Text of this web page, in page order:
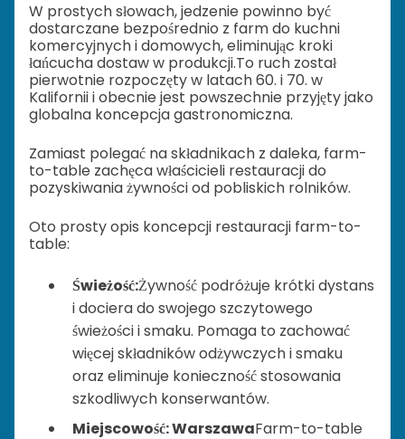
W prostych słowach, jedzenie powinno być
dostarczane bezpośrednio z farm do kuchni
komercyjnych i domowych, eliminując kroki
łańcucha dostaw w produkcji.To ruch został
pierwotnie rozpoczęty w latach 60. i 70. w
Kalifornii i obecnie jest powszechnie przyjęty jako
globalna koncepcja gastronomiczna.
Zamiast polegać na składnikach z daleka, farm-
to-table zachęca właścicieli restauracji do
pozyskiwania żywności od pobliskich rolników.
Oto prosty opis koncepcji restauracji farm-to-
table:
Świeżość:Żywność podróżuje krótki dystans
i dociera do swojego szczytowego
świeżości i smaku. Pomaga to zachować
więcej składników odżywczych i smaku
oraz eliminuje konieczność stosowania
szkodliwych konserwantów.
Miejscowość: WarszawaFarm-to-table